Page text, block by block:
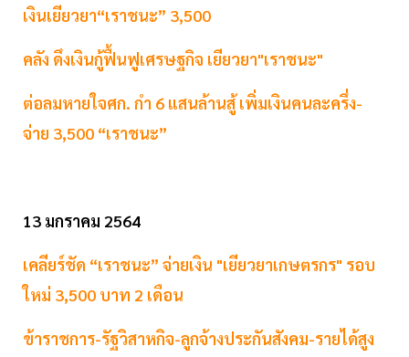
เงินเยียวยา“เราชนะ” 3,500
คลัง ดึงเงินกู้ฟื้นฟูเศรษฐกิจ เยียวยา"เราชนะ"
ต่อลมหายใจศก. กำ 6 แสนล้านสู้ เพิ่มเงินคนละครึ่ง-
จ่าย 3,500 “เราชนะ”
13 มกราคม 2564
เคลียร์ชัด “เราชนะ” จ่ายเงิน "เยียวยาเกษตรกร" รอบ
ใหม่ 3,500 บาท 2 เดือน
ข้าราชการ-รัฐวิสาหกิจ-ลูกจ้างประกันสังคม-รายได้สูง